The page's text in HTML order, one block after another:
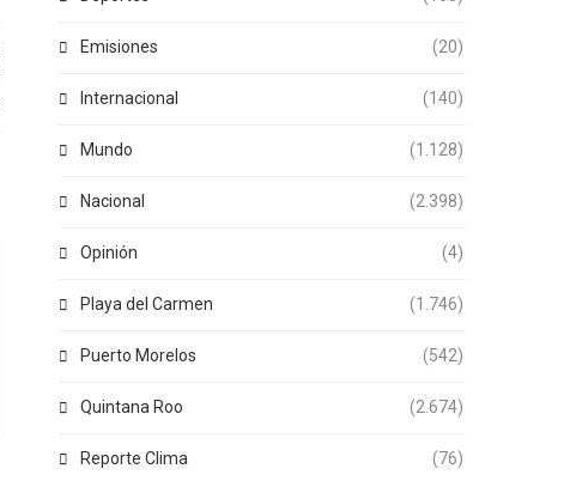
Emisiones (20)
Internacional (140)
Mundo (1.128)
Nacional (2.398)
Opinión (4)
Playa del Carmen (1.746)
Puerto Morelos (542)
Quintana Roo (2.674)
Reporte Clima (76)